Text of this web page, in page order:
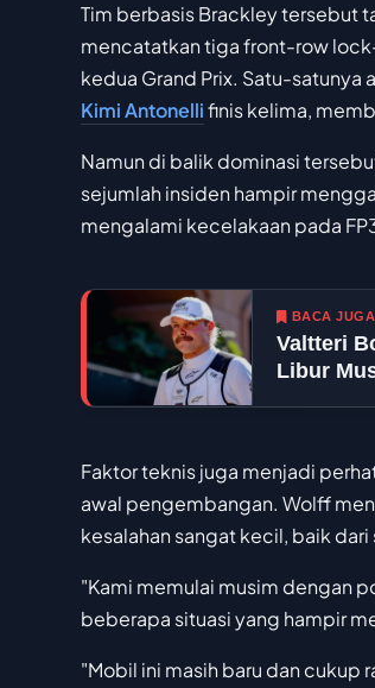
Tim berbasis Brackley tersebut
mencatatkan tiga front-row
kedua Grand Prix. Satu-satunya
Kimi Antonellifinis kelima,
Namun di balik dominasi
sejumlah insiden hampir
mengalami kecelakaan pada
BACA JUGA
Valtteri
Libur
Faktor teknis juga menjadi
awal pengembangan. Wolff
kesalahan sangat kecil, baik
"Kami memulai musim dengan
beberapa situasi yang hampir
"Mobil ini masih baru dan cukup